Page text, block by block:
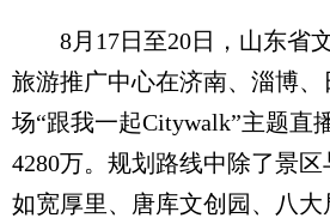
8月17日至20日，山东省
旅游推广中心在济南、淄博
场“跟我一起Citywalk”主题直
4280万。规划路线中除了景
如宽厚里、唐库文创园、八